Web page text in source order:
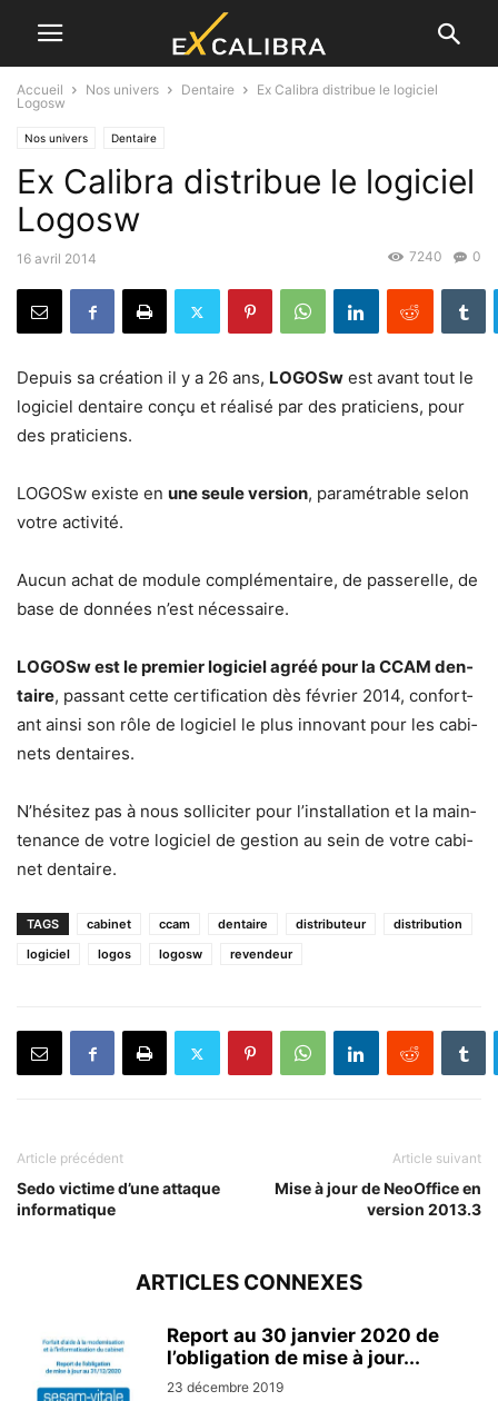
Accueil Nos univers Dentaire
Ex Calibra distribue le logiciel
Logosw
Nos univers Dentaire
Ex Calibra distribue le logiciel
Logosw
16 avril 2014 0
7240
Depuis sa créa­tion il y a 26 ans, LOGOSw est avant tout le
logi­ciel den­taire conçu et réal­isé par des prati­ciens, pour
des praticiens.
LOGOSw existe en une seule ver­sion, paramé­tra­ble selon
votre activité.
Aucun achat de mod­ule com­plé­men­taire, de passerelle, de
base de don­nées n’est nécessaire.
LOGOSw est le pre­mier logi­ciel agréé pour la CCAM den­
taire, pas­sant cette cer­ti­fi­ca­tion dès févri­er 2014, con­for­t­
ant ain­si son rôle de logi­ciel le plus inno­vant pour les cab­i­
nets dentaires.
N’hésitez pas à nous sol­liciter pour l’in­stal­la­tion et la main­
te­nance de votre logi­ciel de ges­tion au sein de votre cab­i­
net dentaire.
TAGS cabinet ccam dentaire distributeur
distribution
logiciel
logos logosw revendeur
Article précédent
Sedo victime d’une attaque
informatique
Article suivant
Mise à jour de NeoOffice en
version 2013.3
ARTICLES CONNEXES
Report au 30 janvier 2020 de
l’obligation de mise à jour...
23 décembre 2019